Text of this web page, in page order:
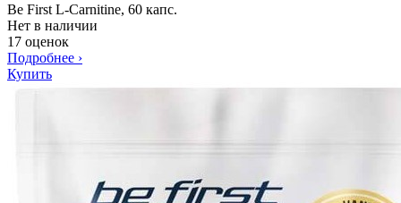
Be First L-Carnitine, 60 капс.
Нет в наличии
17 оценок
Подробнее ›
Купить